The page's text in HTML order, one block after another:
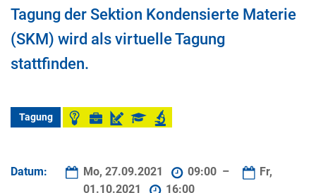
Tagung der Sektion Kondensierte Materie
(SKM) wird als virtuelle Tagung
stattfinden.
Tagung
Datum: Mo, 27.09.2021 09:00 –
Fr,
01.10.2021
16:00